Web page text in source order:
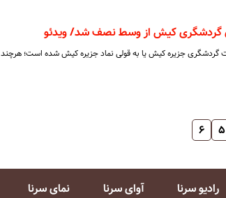
گردشگری کیش از وسط نصف شد/ ویدئو
یکی از هویت گردشگری جزیره کیش یا به قولی نماد جزیره کیش شده ‌است؛ هرچند
۵ ۶
رادیو سرنا آوای سرنا نمای سرنا